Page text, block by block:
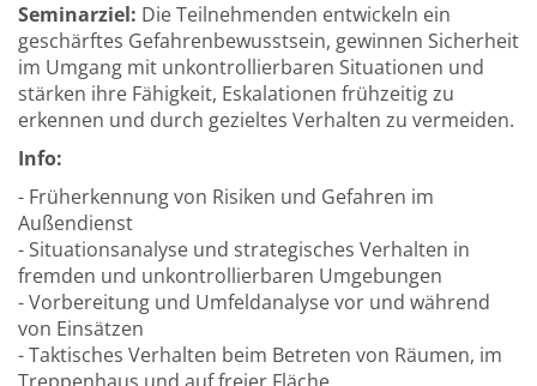
Seminarziel: Die Teilnehmenden entwickeln ein
geschärftes Gefahrenbewusstsein, gewinnen Sicherheit
im Umgang mit unkontrollierbaren Situationen und
stärken ihre Fähigkeit, Eskalationen frühzeitig zu
erkennen und durch gezieltes Verhalten zu vermeiden.
Info:
- Früherkennung von Risiken und Gefahren im
Außendienst
- Situationsanalyse und strategisches Verhalten in
fremden und unkontrollierbaren Umgebungen
- Vorbereitung und Umfeldanalyse vor und während
von Einsätzen
- Taktisches Verhalten beim Betreten von Räumen, im